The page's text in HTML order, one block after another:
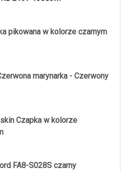
pikowana w kolorze czarnym
marynarka - Czerwony
Czapka w kolorze
FA8-S028S czarny